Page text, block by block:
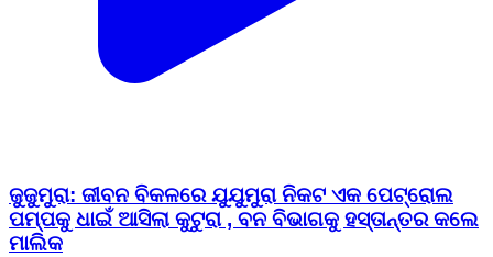
ଜୁଜୁମୁରା: ଜୀବନ ବିକଳରେ ଯୁଯୁମୁରା ନିକଟ ଏକ ପେଟ୍ରୋଲ
ପମ୍ପକୁ ଧାଇଁ ଆସିଲା କୁଟୁରା , ବନ ବିଭାଗକୁ ହସ୍ତାନ୍ତର କଲେ
ମାଲିକ